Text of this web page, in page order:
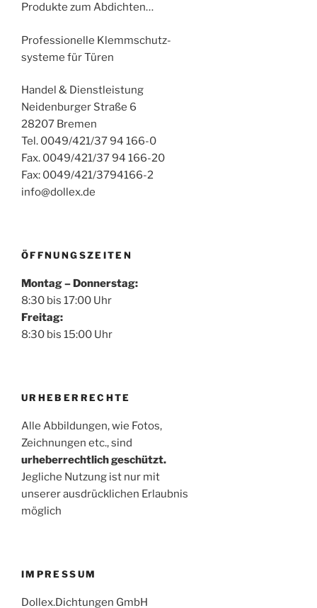
Produkte zum Abdichten…
Professionelle Klemmschutz-
systeme für Türen
Handel & Dienstleistung
Neidenburger Straße 6
28207 Bremen
Tel. 0049/421/37 94 166-0
Fax. 0049/421/37 94 166-20
Fax: 0049/421/3794166-2
info@dollex.de
ÖFFNUNGSZEITEN
Montag – Donnerstag:
8:30 bis 17:00 Uhr
Freitag:
8:30 bis 15:00 Uhr
URHEBERRECHTE
Alle Abbildungen, wie Fotos,
Zeichnungen etc., sind
urheberrechtlich geschützt.
Jegliche Nutzung ist nur mit
unserer ausdrücklichen Erlaubnis
möglich
IMPRESSUM
Dollex.Dichtungen GmbH